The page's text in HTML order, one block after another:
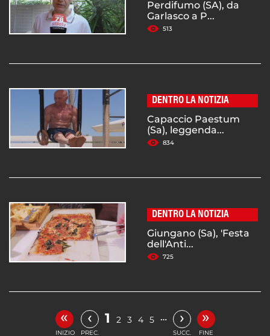
Perdifumo (SA), da
Garlasco a P...
513
DENTRO LA NOTIZIA
Capaccio Paestum
(Sa), leggenda...
834
DENTRO LA NOTIZIA
Giungano (Sa), 'Festa
dell'Anti...
725
«
INIZIO
‹
PREC.
1 2 3 4 5 … ›
SUCC.
»
FINE